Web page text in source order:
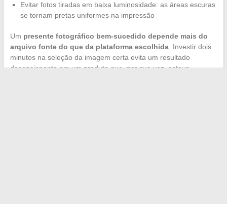
Evitar fotos tiradas em baixa luminosidade: as áreas escuras
se tornam pretas uniformes na impressão
Um presente fotográfico bem-sucedido depende mais do
arquivo fonte do que da plataforma escolhida. Investir dois
minutos na seleção da imagem certa evita um resultado
decepcionante em um produto que, por sua vez, estava